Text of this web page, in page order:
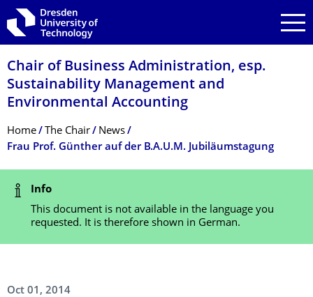
Skip to main navigation
Skip to search
Skip to content
Chair of Business Administration, esp.
Sustainability Management and
Environmental Accounting
Breadcrumb Menu
Home The Chair
News
Frau Prof. Günther auf der B.A.U.M. Jubiläumstagung
Status Message
Info
This document is not available in the language you
requested. It is therefore shown in German.
Oct 01, 2014